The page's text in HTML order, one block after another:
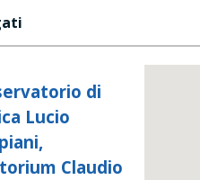
di
Lucio
Claudio